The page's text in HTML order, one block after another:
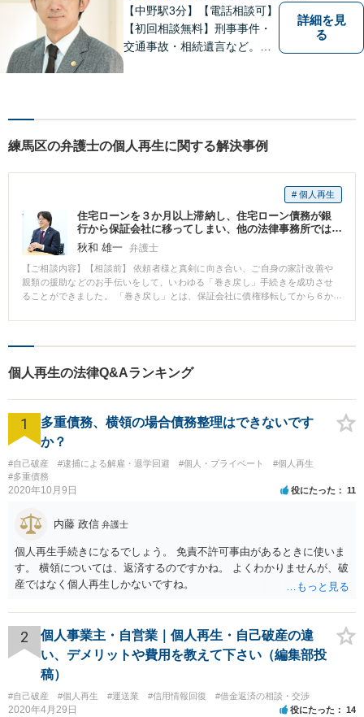
っています。
【中野駅3分】【電話相談可】
【初回相談無料】刑事事件・
交通事故・相続遺言など。フ
はありません。お気軽に弁護
夜間相談可】
詳細を見
る
練馬区の弁護士の個人再生に関する解決事例
# 個人再生
住宅ローンを３か月以上滞納し、住宅ローン債務が銀
行から保証会社に移ってしまい、他の法律事務所では
自宅は守れないと言われていた事例
秋和 雄一 弁護士
【ご相談内容】【相談前】 依頼者様と真剣に向き合い、ご自身の家計改善や
親類の援助などのお手伝いをして、いわゆる「巻き戻し」手続きを成功させ
ることができました。 「巻き戻し」とは、保証会社に債権移転してから６か
再度ローンを組んでいた銀行にローン返済（滞納前と同様の分割返済）をし
頑張ってもらう事を前提に、保証会社や元の銀行と粘り強く交渉することが
不可欠です。 ただ、住宅ローンが支払えず、保証会社から一括請求されたと
個人再生の法律Q&Aランキング
1
多重債務、横領の場合債務整理はできないです
か？
#自己破産 #逮捕による解雇・退学回避 #個人・プライベート
#個人再生
#多重債務
2020年10月9日 役にたった 11
内藤 政信 弁護士
個人再生手続きになるでしょう。 免責不許可事由があるときに使いま
す。 横領については、返済するのですかね。 よくわかりませんが、破
産ではなく個人再生しかないですね。
2
個人事業主・自営業｜個人再生・自己破産の違
い、デメリットや費用を教えて下さい（編集部投
稿）
#自己破産 #個人再生 #運送業 #信用情報回復 #借金返済の相談・交渉
2020年4月29日 役にたった 14